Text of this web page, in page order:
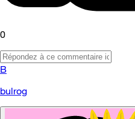
0
B
bulrog